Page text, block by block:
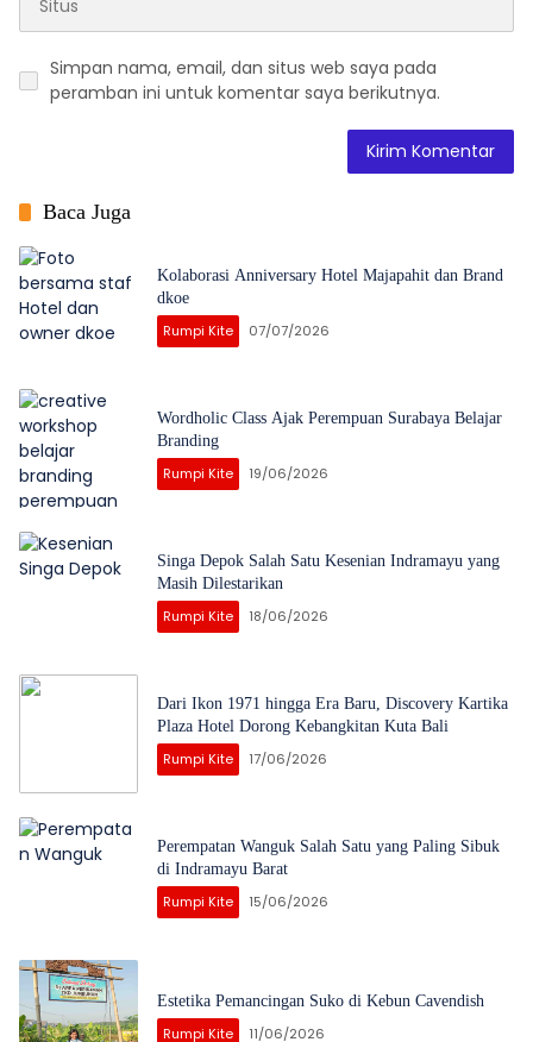
Simpan nama, email, dan situs web saya pada
peramban ini untuk komentar saya berikutnya.
Baca Juga
Kolaborasi Anniversary Hotel Majapahit dan Brand
dkoe
Rumpi Kite 07/07/2026
Wordholic Class Ajak Perempuan Surabaya Belajar
Branding
Rumpi Kite 19/06/2026
Singa Depok Salah Satu Kesenian Indramayu yang
Masih Dilestarikan
Rumpi Kite 18/06/2026
Dari Ikon 1971 hingga Era Baru, Discovery Kartika
Plaza Hotel Dorong Kebangkitan Kuta Bali
Rumpi Kite 17/06/2026
Perempatan Wanguk Salah Satu yang Paling Sibuk
di Indramayu Barat
Rumpi Kite 15/06/2026
Estetika Pemancingan Suko di Kebun Cavendish
Rumpi Kite 11/06/2026